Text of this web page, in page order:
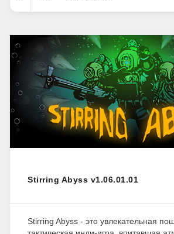
Stirring Abyss v1.06.01.01
Stirring Abyss - это увлекательная